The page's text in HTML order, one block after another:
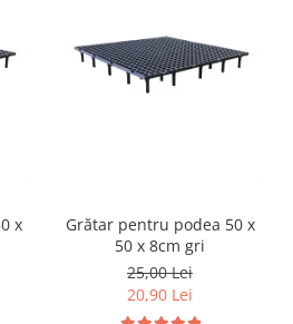
x
Grătar pentru podea 50 x
50 x 8cm gri
25,00 Lei
20,90 Lei